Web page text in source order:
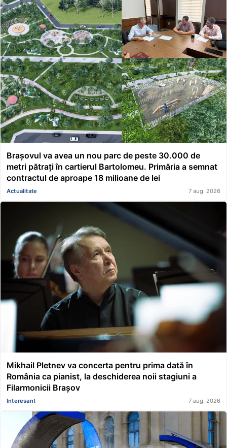
Brașovul va avea un nou parc de peste 30.000 de
metri pătrați în cartierul Bartolomeu. Primăria a semnat
contractul de aproape 18 milioane de lei
Actualitate 7 aug. 2026
Mikhail Pletnev va concerta pentru prima dată în
România ca pianist, la deschiderea noii stagiuni a
Filarmonicii Brașov
Interesant 7 aug. 2026